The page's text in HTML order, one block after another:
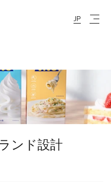
ンド設計
JPJapanese